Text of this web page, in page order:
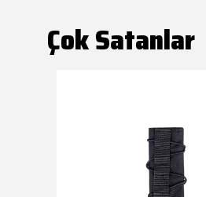
Çok Satanlar